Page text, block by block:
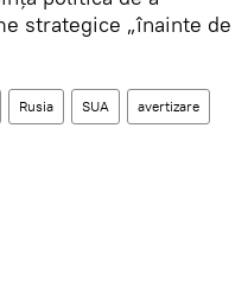
strategice „înainte de
Rusia SUA avertizare